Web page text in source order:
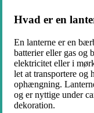
Hvad er en
En lanterne er en
batterier eller gas og
elektricitet eller i
let at transportere og
ophængning.
og er nyttige under
dekoration.